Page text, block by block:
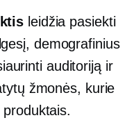
leidžia pasiekti
demografinius
auditoriją ir
žmonės, kurie